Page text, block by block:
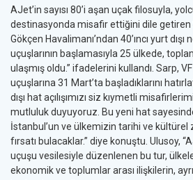
AJet’in sayısı 80’i aşan uçak filosuyla,
destinasyonda misafir ettiğini dile getiren
Gökçen Havalimanı’ndan 40’ıncı yurt dışı
uçuşlarının başlamasıyla 25 ülkede,
ulaşmış oldu.” ifadelerini kullandı. Sarp,
uçuşlarına 31 Mart’ta başladıklarını
dışı hat açılışımızı siz kıymetli
mutluluk duyuyoruz. Bu yeni hat
İstanbul’un ve ülkemizin tarihi ve
fırsatı bulacaklar.” diye konuştu. Ulusoy,
uçuşu vesilesiyle düzenlenen bu tur,
ekonomik ve toplumlar arası ilişkilerin,